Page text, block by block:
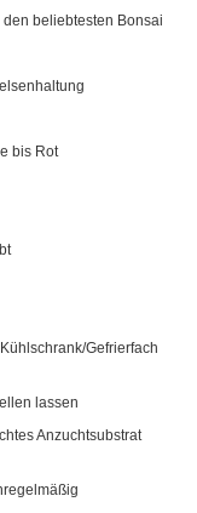
beliebtesten Bonsai
bis Rot
Gefrierfach
lassen
Anzuchtsubstrat